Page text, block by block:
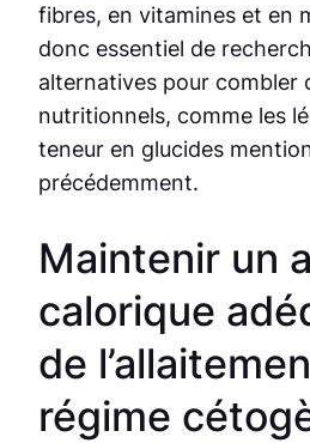
fibres, en vitamines et en
donc essentiel de
alternatives pour combler
nutritionnels, comme les
teneur en glucides
précédemment.
Maintenir un
calorique
de
régime